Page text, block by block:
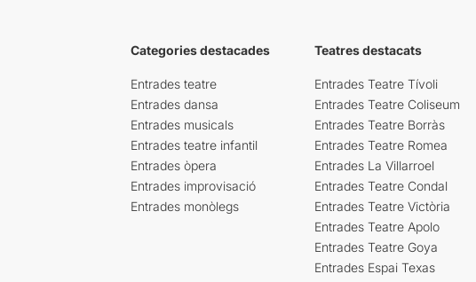
Categories destacades
Entrades teatre
Entrades dansa
Entrades musicals
Entrades teatre infantil
Entrades òpera
Entrades improvisació
Entrades monòlegs
Teatres destacats
Entrades Teatre Tívoli
Entrades Teatre Coliseum
Entrades Teatre Borràs
Entrades Teatre Romea
Entrades La Villarroel
Entrades Teatre Condal
Entrades Teatre Victòria
Entrades Teatre Apolo
Entrades Teatre Goya
Entrades Espai Texas